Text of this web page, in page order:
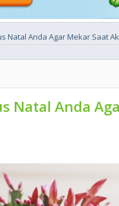
Natal Anda Agar Mekar Saat
Natal Anda